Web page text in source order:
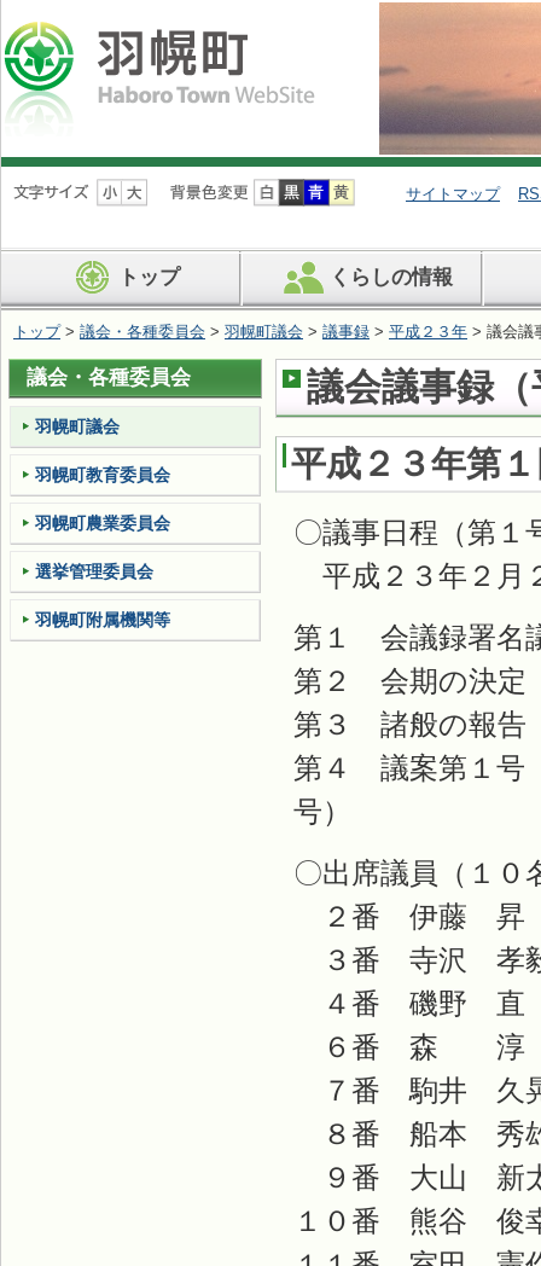
ナ
ビ
ン
を
ば
す
サイトマップ
トップ くらしの情報
トップ> 議会・各種委員会 > 羽幌町議会 > 議事録 > 平成２３年 > 議会議
議会議事録
平成２３年第
〇議事日程（第１
平成２３年２月
第１ 会議録署名
第２ 会期の決定
第３ 諸般の報告
第４ 議案第１号
号）
〇出席議員（１０
２番 伊藤 昇
３番 寺沢 孝
４番 磯野 直
６番 森 淳
７番 駒井 久
８番 船本 秀
９番 大山 新
１０番 熊谷 俊
議会・各種委員会
羽幌町議会
羽幌町教育委員会
羽幌町農業委員会
選挙管理委員会
羽幌町附属機関等